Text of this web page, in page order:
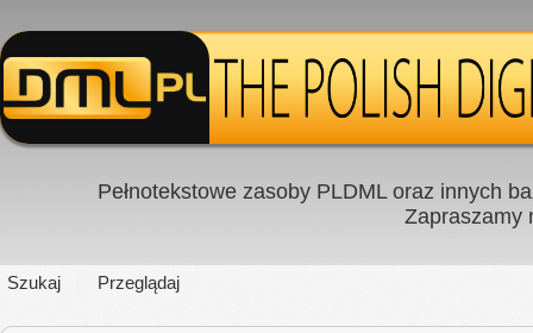
Pełnotekstowe zasoby PLDML oraz innych
Zapraszamy
Szukaj Przeglądaj